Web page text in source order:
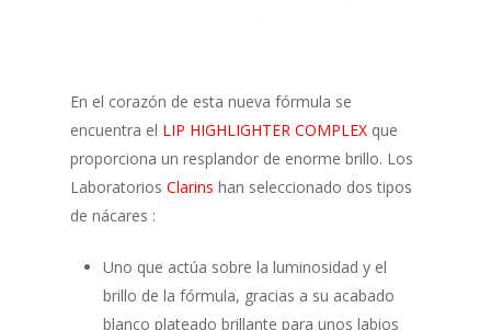
En el corazón de esta nueva fórmula se
encuentra el LIP HIGHLIGHTER COMPLEX que
proporciona un resplandor de enorme brillo. Los
Laboratorios Clarins han seleccionado dos tipos
de nácares :
Uno que actúa sobre la luminosidad y el
brillo de la fórmula, gracias a su acabado
blanco plateado brillante para unos labios